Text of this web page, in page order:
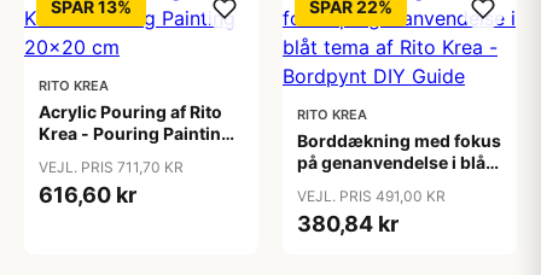
SPAR 13%
RITO KREA
Acrylic Pouring af Rito
Krea - Pouring Painting
VEJL. PRIS 711,70 KR
616,60 kr
SPAR 22%
RITO KREA
Borddækning med fokus
på genanvendelse i blåt
Bordpynt DIY Guide
VEJL. PRIS 491,00 KR
380,84 kr